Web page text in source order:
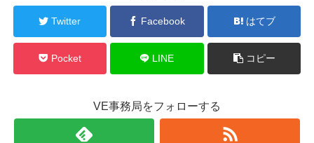
Twitter Facebook はてブ
Pocket LINE コピー
VE事務局をフォローする